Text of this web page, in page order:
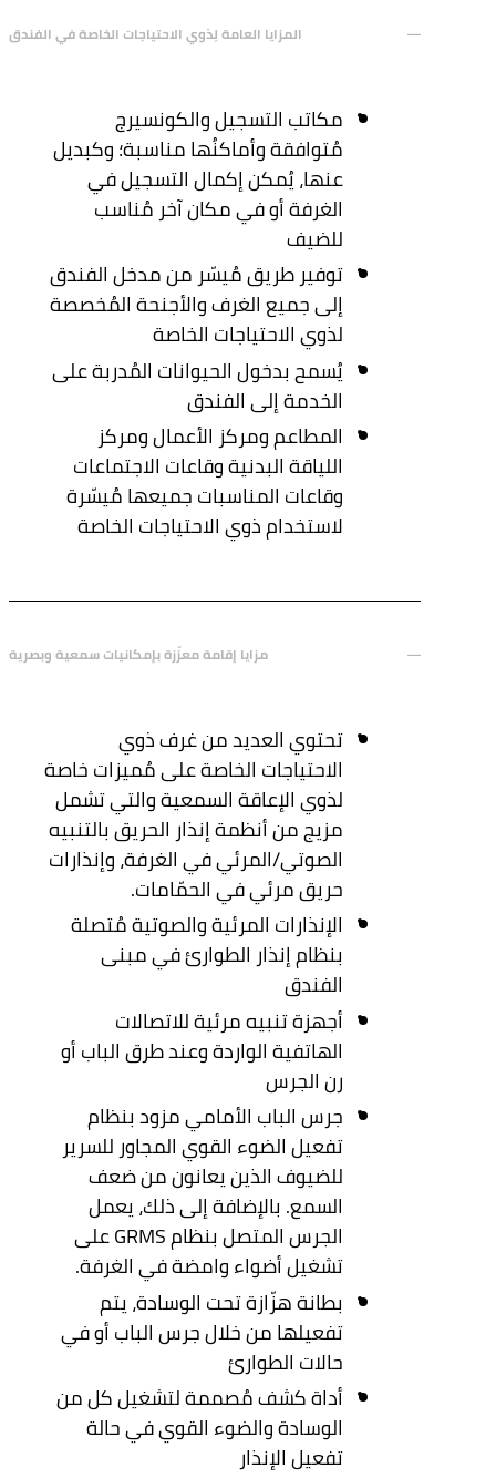
المزايا العامة لِذوي الاحتياجات الخاصة في الفندق
مكاتب التسجيل والكونسيرج
مُتوافقة وأماكنُها مناسبة؛ وكبديل
عنها، يُمكن إكمال التسجيل في
الغرفة أو في مكان آخر مُناسب
للضيف
توفير طريق مُيسّر من مدخل الفندق
إلى جميع الغرف والأجنحة المُخصصة
لذوي الاحتياجات الخاصة
يُسمح بدخول الحيوانات المُدربة على
الخدمة إلى الفندق
المطاعم ومركز الأعمال ومركز
اللياقة البدنية وقاعات الاجتماعات
وقاعات المناسبات جميعها مُيسّرة
لاستخدام ذوي الاحتياجات الخاصة
مزايا إقامة معزّزة بإمكانيات سمعية وبصرية
تحتوي العديد من غرف ذوي
الاحتياجات الخاصة على مُميزات خاصة
لذوي الإعاقة السمعية والتي تشمل
مزيج من أنظمة إنذار الحريق بالتنبيه
الصوتي/المرئي في الغرفة، وإنذارات
حريق مرئي في الحمّامات.
الإنذارات المرئية والصوتية مُتصلة
بنظام إنذار الطوارئ في مبنى
الفندق
أجهزة تنبيه مرئية للاتصالات
الهاتفية الواردة وعند طرق الباب أو
رن الجرس
جرس الباب الأمامي مزود بنظام
تفعيل الضوء القوي المجاور للسرير
للضيوف الذين يعانون من ضعف
السمع. بالإضافة إلى ذلك، يعمل
الجرس المتصل بنظام GRMS على
تشغيل أضواء وامضة في الغرفة.
بطانة هزّازة تحت الوسادة، يتم
تفعيلها من خلال جرس الباب أو في
حالات الطوارئ
أداة كشف مُصممة لتشغيل كل من
الوسادة والضوء القوي في حالة
تفعيل الإنذار